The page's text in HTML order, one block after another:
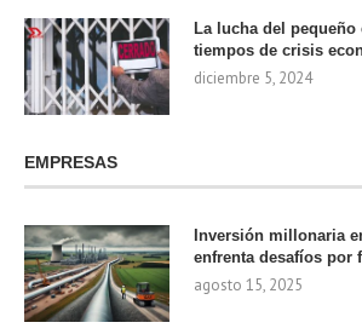
La lucha del pequeño
tiempos de crisis
diciembre 5, 2024
EMPRESAS
Inversión millonaria
enfrenta desafíos por
agosto 15, 2025